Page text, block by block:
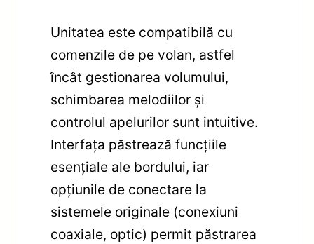
Unitatea este compatibilă cu
comenzile de pe volan, astfel
încât gestionarea volumului,
schimbarea melodiilor și
controlul apelurilor sunt intuitive.
Interfața păstrează funcțiile
esențiale ale bordului, iar
opțiunile de conectare la
sistemele originale (conexiuni
coaxiale, optic) permit păstrarea